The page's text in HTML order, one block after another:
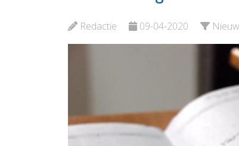
Redactie 09-04-2020
Bekijk de pagina